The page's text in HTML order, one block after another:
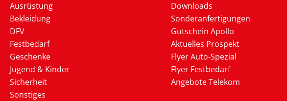
Ausrüstung
Bekleidung
DFV
Festbedarf
Geschenke
Jugend & Kinder
Sicherheit
Sonstiges
Downloads
Sonderanfertigungen
Gutschein Apollo
Aktuelles Prospekt
Flyer Auto-Spezial
Flyer Festbedarf
Angebote Telekom